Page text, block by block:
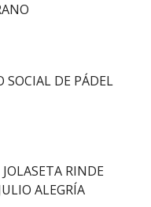
SOCIAL DE PÁDEL
RINDE
ALEGRÍA